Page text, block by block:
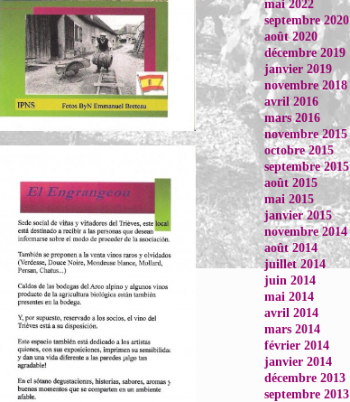
mai 2022
septembre 2020
août 2020
décembre 2019
janvier 2019
novembre 2018
avril 2016
mars 2016
novembre 2015
octobre 2015
septembre 2015
août 2015
mai 2015
janvier 2015
novembre 2014
août 2014
juillet 2014
juin 2014
mai 2014
avril 2014
mars 2014
février 2014
janvier 2014
décembre 2013
septembre 2013